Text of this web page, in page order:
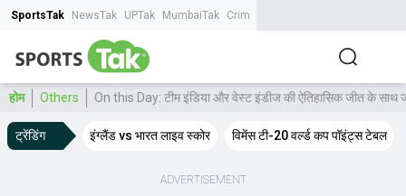
SportsTak NewsTak UPTak MumbaiTak CrimeTak
होम Others On this Day: टीम इंडिया और वेस्ट इंडीज की ऐतिहासिक जीत के
ट्रेंडिंग इंग्लैंड vs भारत लाइव स्कोर विमेंस टी-20 वर्ल्ड कप पॉइंट्स टेबल